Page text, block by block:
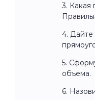
3. Какая
4.
5.
объема.
6.